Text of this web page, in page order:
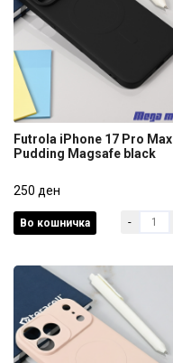
Pudding Magsafe black
250 ден
Futrola iPhone 17 Pro Max
Pudding Magsafe black
250 ден
Во кошничка -